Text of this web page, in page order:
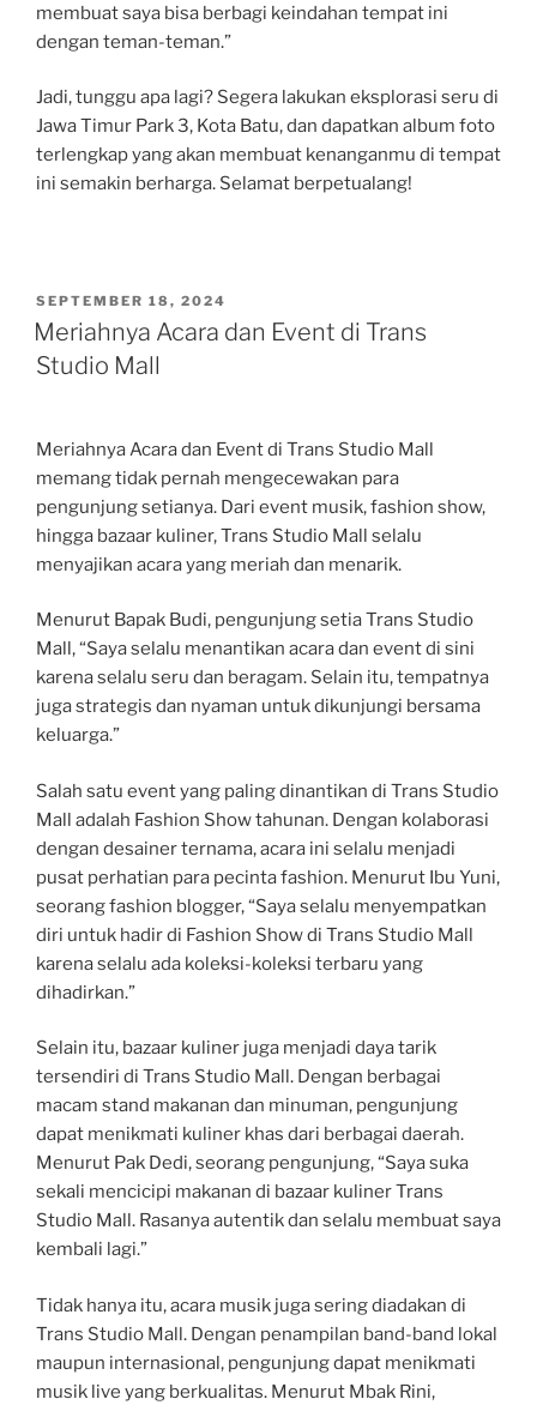
membuat saya bisa berbagi keindahan tempat ini
dengan teman-teman.”
Jadi, tunggu apa lagi? Segera lakukan eksplorasi seru di
Jawa Timur Park 3, Kota Batu, dan dapatkan album foto
terlengkap yang akan membuat kenanganmu di tempat
ini semakin berharga. Selamat berpetualang!
POSTED
ON
SEPTEMBER 18, 2024
Meriahnya Acara dan Event di Trans
Studio Mall
Meriahnya Acara dan Event di Trans Studio Mall
memang tidak pernah mengecewakan para
pengunjung setianya. Dari event musik, fashion show,
hingga bazaar kuliner, Trans Studio Mall selalu
menyajikan acara yang meriah dan menarik.
Menurut Bapak Budi, pengunjung setia Trans Studio
Mall, “Saya selalu menantikan acara dan event di sini
karena selalu seru dan beragam. Selain itu, tempatnya
juga strategis dan nyaman untuk dikunjungi bersama
keluarga.”
Salah satu event yang paling dinantikan di Trans Studio
Mall adalah Fashion Show tahunan. Dengan kolaborasi
dengan desainer ternama, acara ini selalu menjadi
pusat perhatian para pecinta fashion. Menurut Ibu Yuni,
seorang fashion blogger, “Saya selalu menyempatkan
diri untuk hadir di Fashion Show di Trans Studio Mall
karena selalu ada koleksi-koleksi terbaru yang
dihadirkan.”
Selain itu, bazaar kuliner juga menjadi daya tarik
tersendiri di Trans Studio Mall. Dengan berbagai
macam stand makanan dan minuman, pengunjung
dapat menikmati kuliner khas dari berbagai daerah.
Menurut Pak Dedi, seorang pengunjung, “Saya suka
sekali mencicipi makanan di bazaar kuliner Trans
Studio Mall. Rasanya autentik dan selalu membuat saya
kembali lagi.”
Tidak hanya itu, acara musik juga sering diadakan di
Trans Studio Mall. Dengan penampilan band-band lokal
maupun internasional, pengunjung dapat menikmati
musik live yang berkualitas. Menurut Mbak Rini,